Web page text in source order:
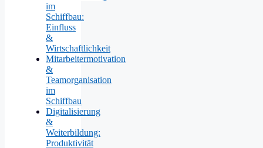
im
Schiffbau:
Einfluss
&
Wirtschaftlichkeit
Mitarbeitermotivation
&
Teamorganisation
im
Schiffbau
Digitalisierung
&
Weiterbildung:
Produktivität